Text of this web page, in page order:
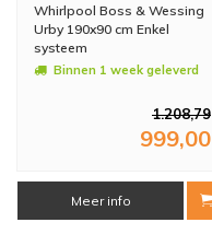
Whirlpool Boss & Wessing
Urby 190x90 cm Enkel
systeem
Binnen 1 week geleverd
1.208,79
999,00
Meer info